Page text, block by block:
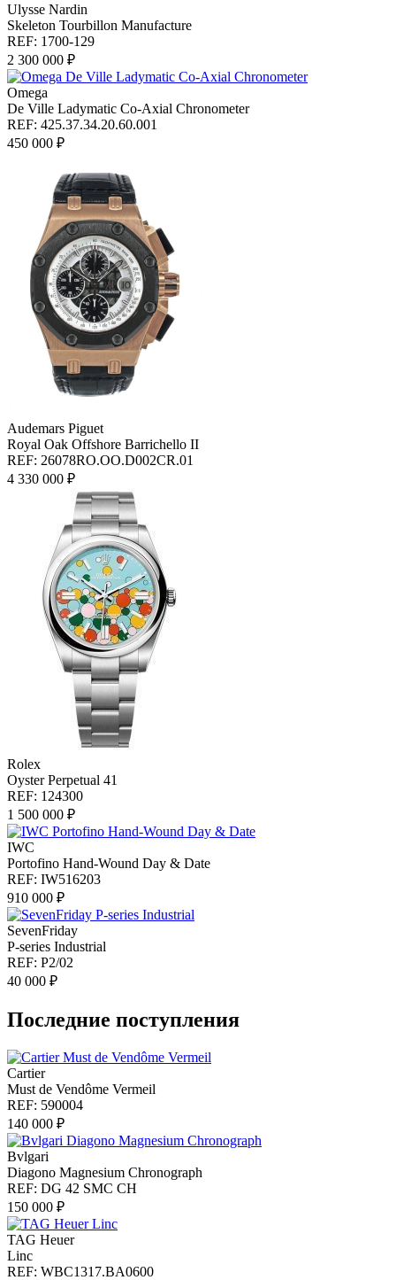
Ulysse Nardin
Skeleton Tourbillon Manufacture
REF: 1700-129
2 300 000 ₽
Omega
De Ville Ladymatic Co-Axial Chronometer
REF: 425.37.34.20.60.001
450 000 ₽
Audemars Piguet
Royal Oak Offshore Barrichello II
REF: 26078RO.OO.D002CR.01
4 330 000 ₽
Rolex
Oyster Perpetual 41
REF: 124300
1 500 000 ₽
IWC
Portofino Hand-Wound Day & Date
REF: IW516203
910 000 ₽
SevenFriday
P-series Industrial
REF: P2/02
40 000 ₽
Последние поступления
Cartier
Must de Vendôme Vermeil
REF: 590004
140 000 ₽
Bvlgari
Diagono Magnesium Chronograph
REF: DG 42 SMC CH
150 000 ₽
TAG Heuer
Linc
REF: WBC1317.BA0600